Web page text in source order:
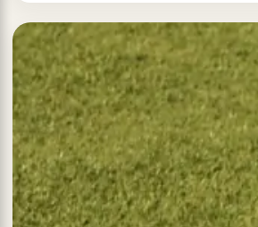
digitale
nomader
vælger
Grækenland
til
remote
arbejde
i
2026